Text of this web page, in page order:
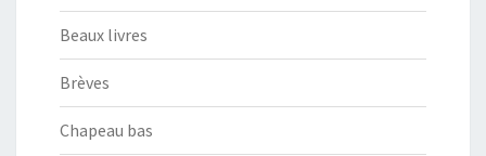
Beaux livres
Brèves
Chapeau bas